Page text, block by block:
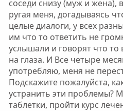
соседи снизу (муж и жена),
ругая меня, догадываясь
целые диалоги, у всех
им что то ответить не
услышали и говорят что
на глаза. И Все четыре
употребляю, меня не
Подскажите пожалуйста,
устранить эти проблемы?
таблетки, пройти курс